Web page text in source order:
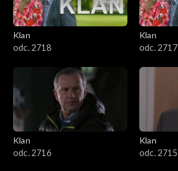
Klan
odc. 2718
Klan
odc. 2717
Klan
odc. 2716
Klan
odc. 2715